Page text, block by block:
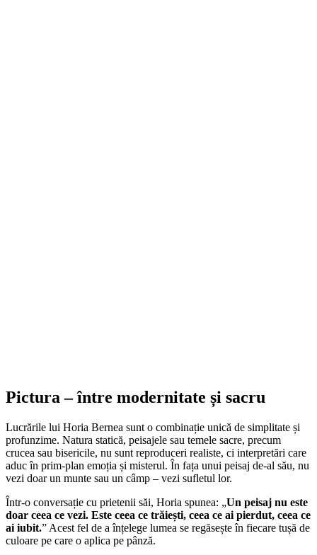
Pictura – între modernitate și sacru
Lucrările lui Horia Bernea sunt o combinație unică de simplitate și
profunzime. Natura statică, peisajele sau temele sacre, precum
crucea sau bisericile, nu sunt reproduceri realiste, ci interpretări care
aduc în prim-plan emoția și misterul. În fața unui peisaj de-al său, nu
vezi doar un munte sau un câmp – vezi sufletul lor.
Într-o conversație cu prietenii săi, Horia spunea: „Un peisaj nu este
doar ceea ce vezi. Este ceea ce trăiești, ceea ce ai pierdut, ceea ce
ai iubit.” Acest fel de a înțelege lumea se regăsește în fiecare tușă de
culoare pe care o aplica pe pânză.